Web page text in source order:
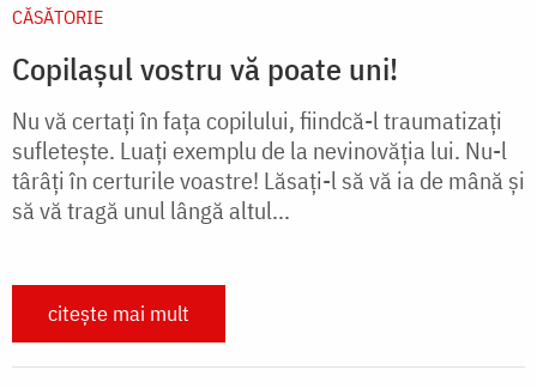
CĂSĂTORIE
Copilașul vostru vă poate uni!
Nu vă certaţi în faţa copilului, fiindcă-l traumatizaţi
sufleteşte. Luaţi exemplu de la nevinovăţia lui. Nu-l
târâţi în certurile voastre! Lăsaţi-l să vă ia de mână şi
să vă tragă unul lângă altul...
citește mai mult